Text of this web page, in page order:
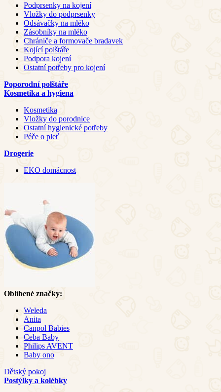
Podprsenky na kojení
Vložky do podprsenky
Odsávačky na mléko
Zásobníky na mléko
Chrániče a formovače bradavek
Kojící polštáře
Podpora kojení
Ostatní potřeby pro kojení
Poporodní polštáře
Kosmetika a hygiena
Kosmetika
Vložky do porodnice
Ostatní hygienické potřeby
Péče o pleť
Drogerie
EKO domácnost
Oblíbené značky:
Weleda
Anita
Canpol Babies
Ceba Baby
Philips AVENT
Baby ono
Dětský pokoj
Postýlky a kolébky